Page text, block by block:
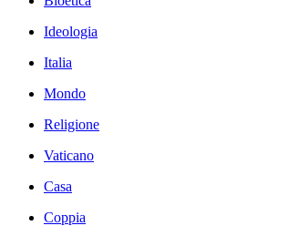
Ideologia
Italia
Mondo
Religione
Vaticano
Casa
Coppia